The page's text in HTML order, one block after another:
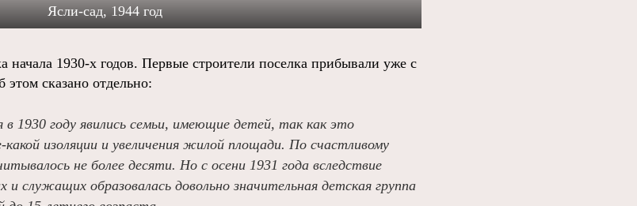
Ясли-сад, 1944 год
начала 1930-х годов. Первые строители поселка прибывали уже с
сказано отдельно:
1930 году явились семьи, имеющие детей, так как это
изоляции и увеличения жилой площади. По счастливому
не более десяти. Но с осени 1931 года вследствие
и служащих образовалась довольно значительная детская группа